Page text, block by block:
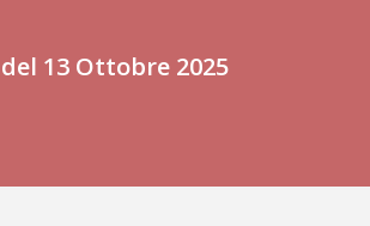
del 13 Ottobre 2025